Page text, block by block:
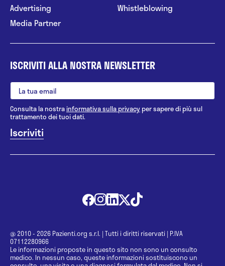
Advertising
Media Partner
Whistleblowing
ISCRIVITI ALLA NOSTRA NEWSLETTER
Consulta la nostrainformativa sulla privacy per sapere di più sul
trattamento dei tuoi dati.
@ 2010 - 2026 Pazienti.org s.r.l. | Tutti i diritti riservati | P.IVA
07112280966
Le informazioni proposte in questo sito non sono un consulto
medico. In nessun caso, queste informazioni sostituiscono un